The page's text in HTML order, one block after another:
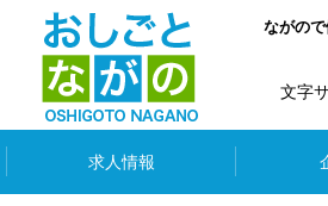
ながの
文字
求人情報